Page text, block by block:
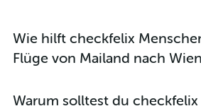
Wie hilft checkfelix
Flüge von Mailand nach
Warum solltest du